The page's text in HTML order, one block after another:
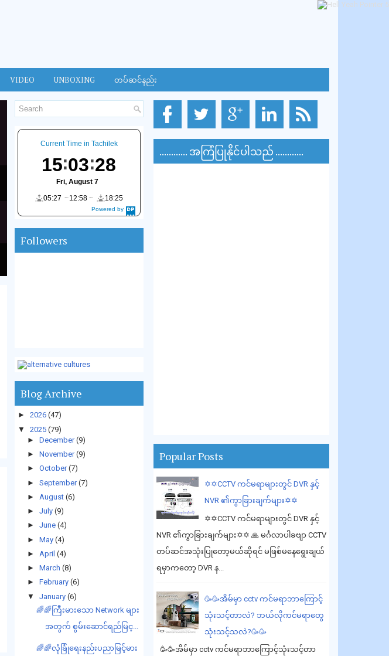
VIDEO UNBOXING တပ်ဆင်နည်း
Powered by
DaysPedia.c
Current Time in Tachilek
15 03 29
Fri, August 7
05:27
12:58 18:25
Followers
Blog Archive
► 2026 (47)
▼
2025 (79)
► December (9)
► November (9)
► October (7)
► September (7)
► August (6)
► July (9)
► June (4)
► May (4)
► April (4)
► March (8)
► February (6)
▼
January (6)
🌈🌈ကြီးမားသော Network များ
အတွက် စွမ်းဆောင်ရည်မြင့...
🌈🌈လုံခြုံရေးနည်းပညာမြင့်မား
............ အကြံပြုနိုင်ပါသည် ............
Popular Posts
✡️✡️CCTV ကင်မရာများတွင် DVR နှင့်
NVR ၏ကွာခြားချက်များ✡️✡️
✡️✡️CCTV ကင်မရာများတွင် DVR နှင့်
NVR ၏ကွာခြားချက်များ✡️✡️ 🙏 မင်္ဂလာပါခဗျာ CCTV
တပ်ဆင်အသုံးပြုတော့မယ်ဆိုရင် မဖြစ်မနေရွေးချယ်
ရမှာကတော့ DVR န...
🥳🥳အိမ်မှာ cctv ကင်မရာဘာကြောင့်
သုံးသင့်တာလဲ? ဘယ်လိုကင်မရာတွေ
သုံးသင့်သလဲ?🥳🥳
🥳🥳အိမ်မှာ cctv ကင်မရာဘာကြောင့်သုံးသင့်တာ